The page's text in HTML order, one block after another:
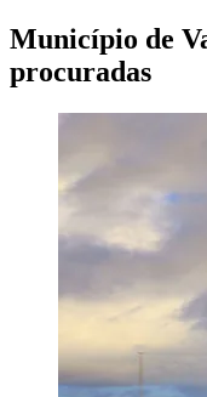
Município de
procuradas